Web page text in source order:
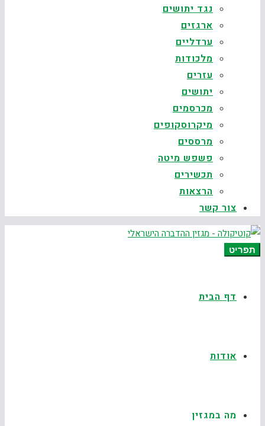
נגד יתושים
ארגזים
ערדליים
מלכודות
עזרים
יתושים
מכרסמים
מיקרוסקופים
מרססים
פשפש מיטה
תכשירים
הרצאות
צור קשר
תפריט
דף הבית
אודות
מה במגזין